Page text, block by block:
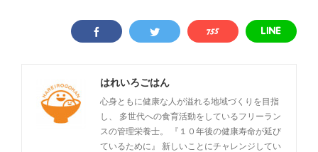
はれいろごはん
心身ともに健康な人が溢れる地域づくりを目指
し、 多世代への食育活動をしているフリーラン
スの管理栄養士。 『１０年後の健康寿命が延び
ているために』 新しいことにチャレンジしてい